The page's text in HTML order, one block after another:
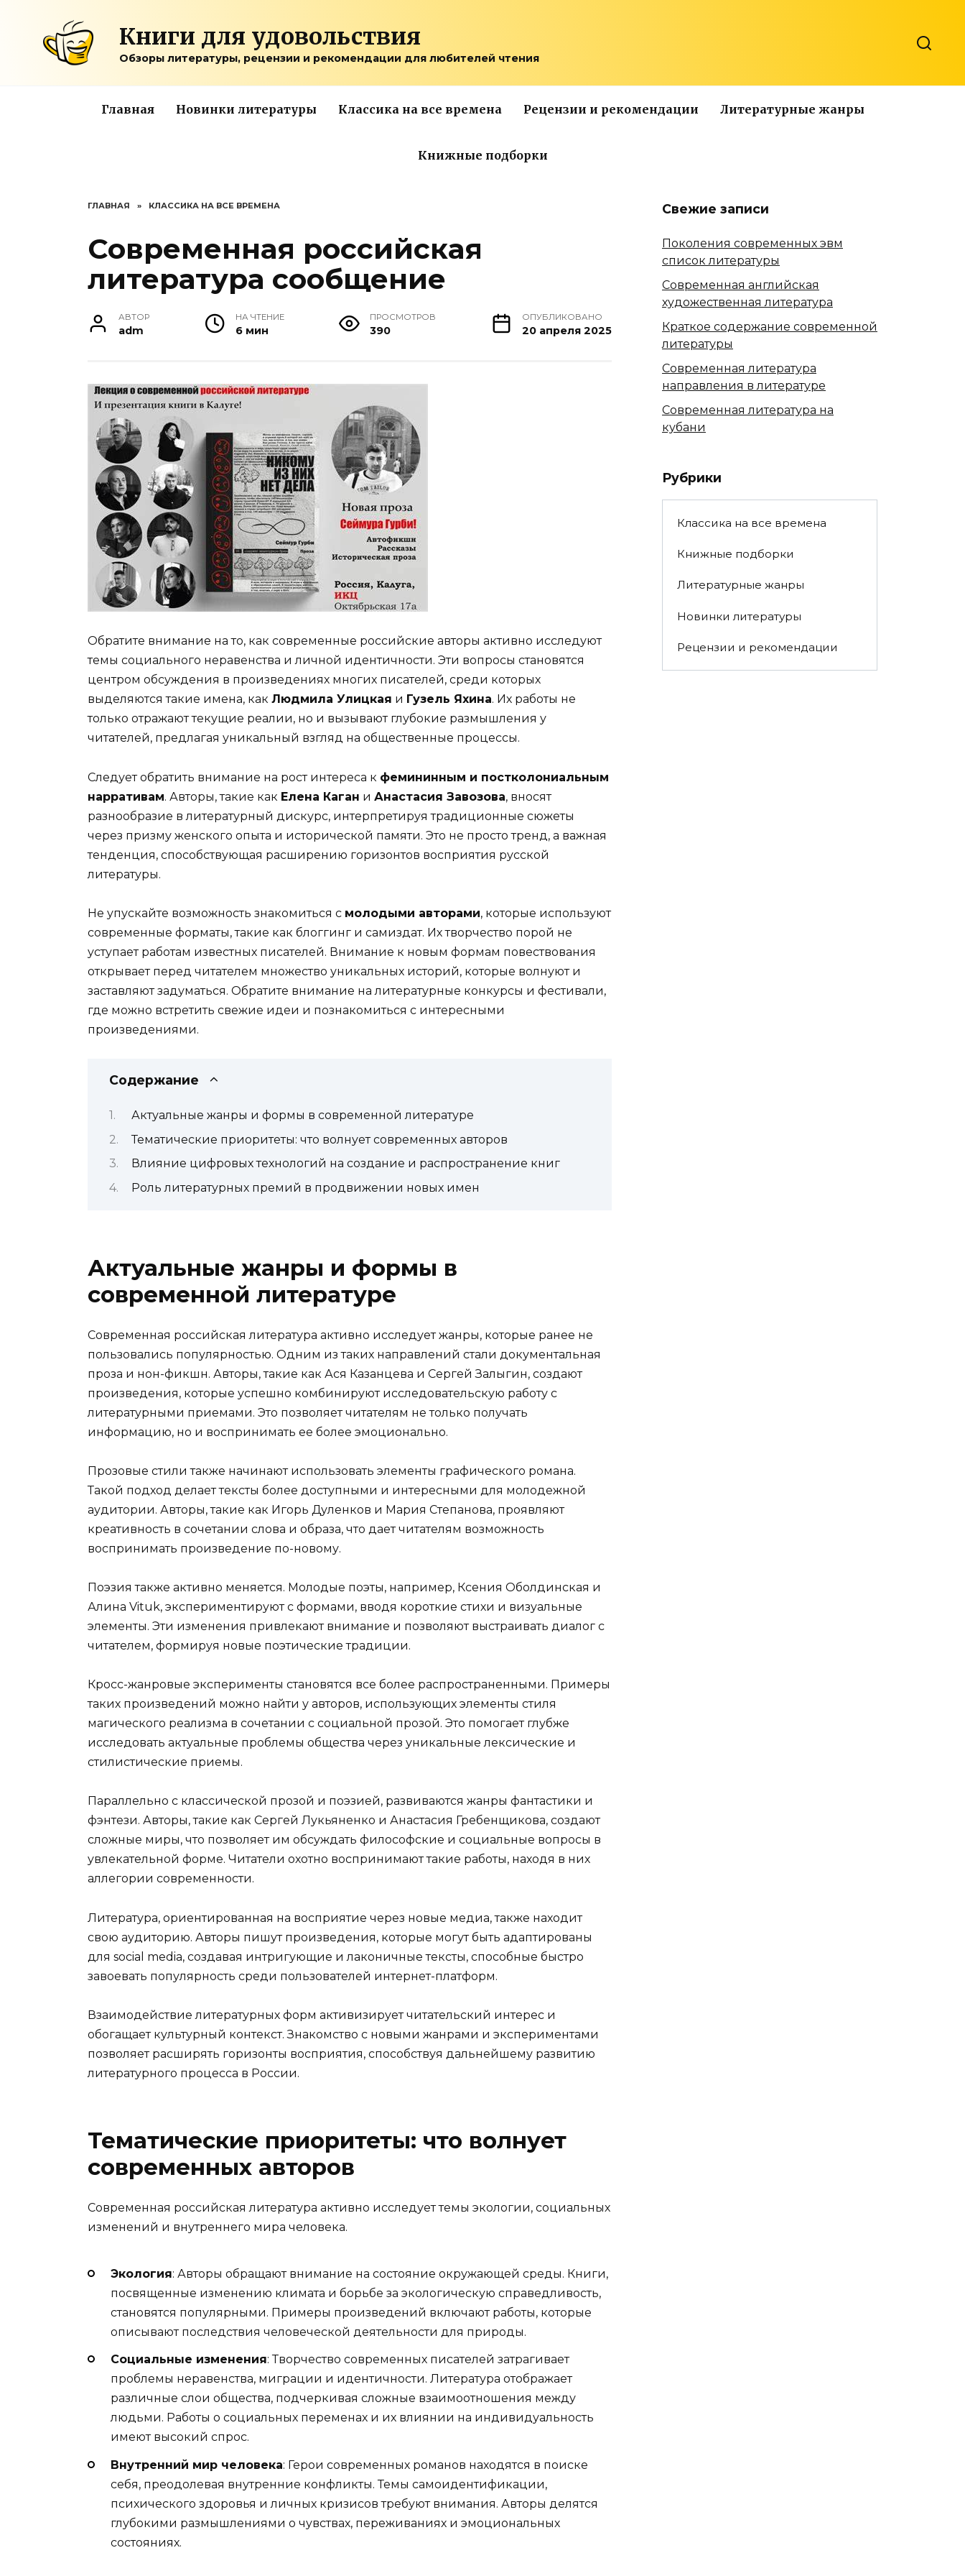
содержанию
Книги для удовольствия
Обзоры литературы, рецензии и рекомендации для любителей чтения
Главная Новинки литературы Классика на все времена Рецензии и рекомендации Литературные жанры
Книжные подборки
ГЛАВНАЯ » КЛАССИКА НА ВСЕ ВРЕМЕНА
Современная российская
литература сообщение
АВТОР
adm
НА ЧТЕНИЕ
6 мин
ПРОСМОТРОВ
390
ОПУБЛИКОВАНО
20 апреля 2025
Обратите внимание на то, как современные российские авторы активно исследуют
темы социального неравенства и личной идентичности. Эти вопросы становятся
центром обсуждения в произведениях многих писателей, среди которых
выделяются такие имена, как Людмила Улицкая и Гузель Яхина. Их работы не
только отражают текущие реалии, но и вызывают глубокие размышления у
читателей, предлагая уникальный взгляд на общественные процессы.
Следует обратить внимание на рост интереса к фемининным и постколониальным
нарративам. Авторы, такие как Елена Каган и Анастасия Завозова, вносят
разнообразие в литературный дискурс, интерпретируя традиционные сюжеты
через призму женского опыта и исторической памяти. Это не просто тренд, а важная
тенденция, способствующая расширению горизонтов восприятия русской
литературы.
Не упускайте возможность знакомиться с молодыми авторами, которые используют
современные форматы, такие как блоггинг и самиздат. Их творчество порой не
уступает работам известных писателей. Внимание к новым формам повествования
открывает перед читателем множество уникальных историй, которые волнуют и
заставляют задуматься. Обратите внимание на литературные конкурсы и фестивали,
где можно встретить свежие идеи и познакомиться с интересными
произведениями.
Содержание
Актуальные жанры и формы в современной литературе
Тематические приоритеты: что волнует современных авторов
Влияние цифровых технологий на создание и распространение книг
Роль литературных премий в продвижении новых имен
Актуальные жанры и формы в
современной литературе
Современная российская литература активно исследует жанры, которые ранее не
пользовались популярностью. Одним из таких направлений стали документальная
проза и нон-фикшн. Авторы, такие как Ася Казанцева и Сергей Залыгин, создают
произведения, которые успешно комбинируют исследовательскую работу с
литературными приемами. Это позволяет читателям не только получать
информацию, но и воспринимать ее более эмоционально.
Прозовые стили также начинают использовать элементы графического романа.
Такой подход делает тексты более доступными и интересными для молодежной
аудитории. Авторы, такие как Игорь Дуленков и Мария Степанова, проявляют
креативность в сочетании слова и образа, что дает читателям возможность
воспринимать произведение по-новому.
Поэзия также активно меняется. Молодые поэты, например, Ксения Оболдинская и
Алина Vituk, экспериментируют с формами, вводя короткие стихи и визуальные
элементы. Эти изменения привлекают внимание и позволяют выстраивать диалог с
читателем, формируя новые поэтические традиции.
Кросс-жанровые эксперименты становятся все более распространенными. Примеры
таких произведений можно найти у авторов, использующих элементы стиля
магического реализма в сочетании с социальной прозой. Это помогает глубже
исследовать актуальные проблемы общества через уникальные лексические и
стилистические приемы.
Параллельно с классической прозой и поэзией, развиваются жанры фантастики и
фэнтези. Авторы, такие как Сергей Лукьяненко и Анастасия Гребенщикова, создают
сложные миры, что позволяет им обсуждать философские и социальные вопросы в
увлекательной форме. Читатели охотно воспринимают такие работы, находя в них
аллегории современности.
Литература, ориентированная на восприятие через новые медиа, также находит
свою аудиторию. Авторы пишут произведения, которые могут быть адаптированы
для social media, создавая интригующие и лаконичные тексты, способные быстро
завоевать популярность среди пользователей интернет-платформ.
Взаимодействие литературных форм активизирует читательский интерес и
обогащает культурный контекст. Знакомство с новыми жанрами и экспериментами
позволяет расширять горизонты восприятия, способствуя дальнейшему развитию
литературного процесса в России.
Тематические приоритеты: что волнует
современных авторов
Современная российская литература активно исследует темы экологии, социальных
изменений и внутреннего мира человека.
Экология: Авторы обращают внимание на состояние окружающей среды. Книги,
посвященные изменению климата и борьбе за экологическую справедливость,
становятся популярными. Примеры произведений включают работы, которые
описывают последствия человеческой деятельности для природы.
Социальные изменения: Творчество современных писателей затрагивает
проблемы неравенства, миграции и идентичности. Литература отображает
различные слои общества, подчеркивая сложные взаимоотношения между
людьми. Работы о социальных переменах и их влиянии на индивидуальность
имеют высокий спрос.
Внутренний мир человека: Герои современных романов находятся в поиске
себя, преодолевая внутренние конфликты. Темы самоидентификации,
психического здоровья и личных кризисов требуют внимания. Авторы делятся
глубокими размышлениями о чувствах, переживаниях и эмоциональных
состояниях.
Свежие записи
Поколения современных эвм
список литературы
Современная английская
художественная литература
Краткое содержание современной
литературы
Современная литература
направления в литературе
Современная литература на
кубани
Рубрики
Классика на все времена
Книжные подборки
Литературные жанры
Новинки литературы
Рецензии и рекомендации